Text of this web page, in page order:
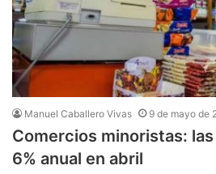
Manuel Caballero Vivas 9 de mayo de
Comercios minoristas:
6% anual en abril